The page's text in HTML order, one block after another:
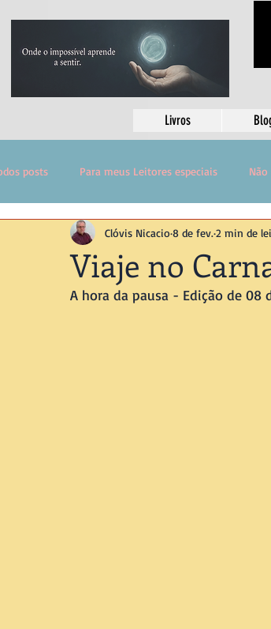
Livros
posts Para meus Leitores especiais
Viaje no
Clóvis Nicacio 8 de fev.2 min de
A hora da pausa - Edição de 08